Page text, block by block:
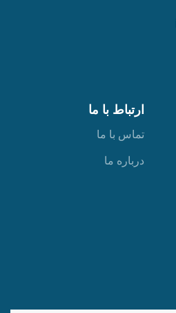
ارتباط با ما
تماس با ما
درباره ما